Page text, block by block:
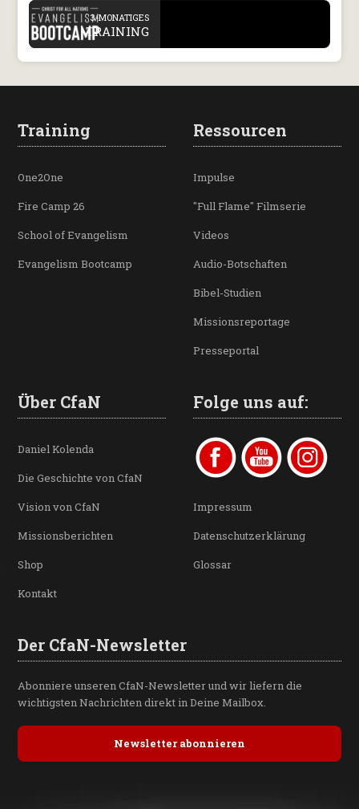
. 3-MONATIGES
TRAINING
Training
One2One
Fire Camp 26
School of Evangelism
Evangelism Bootcamp
Ressourcen
Impulse
"Full Flame" Filmserie
Videos
Audio-Botschaften
Bibel-Studien
Missionsreportage
Presseportal
Über CfaN
Daniel Kolenda
Die Geschichte von CfaN
Vision von CfaN
Missionsberichten
Shop
Kontakt
Folge uns auf:
Impressum
Datenschutzerklärung
Glossar
Der CfaN-Newsletter
Abonniere unseren CfaN-Newsletter und wir liefern die
wichtigsten Nachrichten direkt in Deine Mailbox.
Newsletter abonnieren